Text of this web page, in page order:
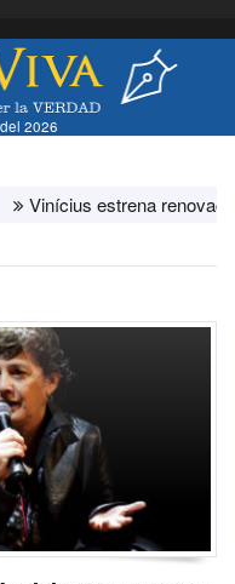
navigation
2026
Vinícius estrena renovación